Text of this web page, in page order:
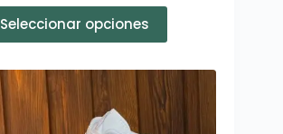
Seleccionar opciones
producto
tiene
opciones